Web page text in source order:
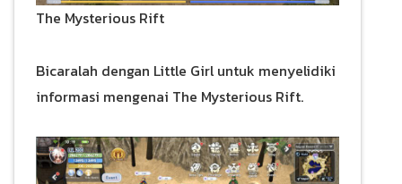
The Mysterious Rift
Bicaralah dengan Little Girl untuk menyelidiki
informasi mengenai The Mysterious Rift.